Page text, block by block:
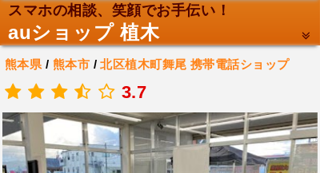
スマホの相談、笑顔でお手伝い！
auショップ 植木
熊本県 / 熊本市 /北区植木町舞尾 携帯電話ショップ
3.7